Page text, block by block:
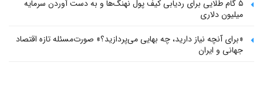
۵ گام طلایی برای ردیابی کیف پول‌ نهنگ‌ها و به دست آوردن سرمایه
میلیون دلاری
«برای آنچه نیاز دارید، چه بهایی می‌پردازید؟» صورت‌مسئله تازه اقتصاد
جهانی و ایران